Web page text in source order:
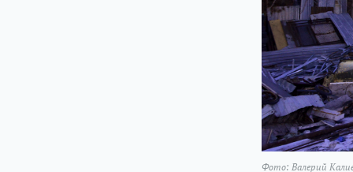
Фото: Валерий